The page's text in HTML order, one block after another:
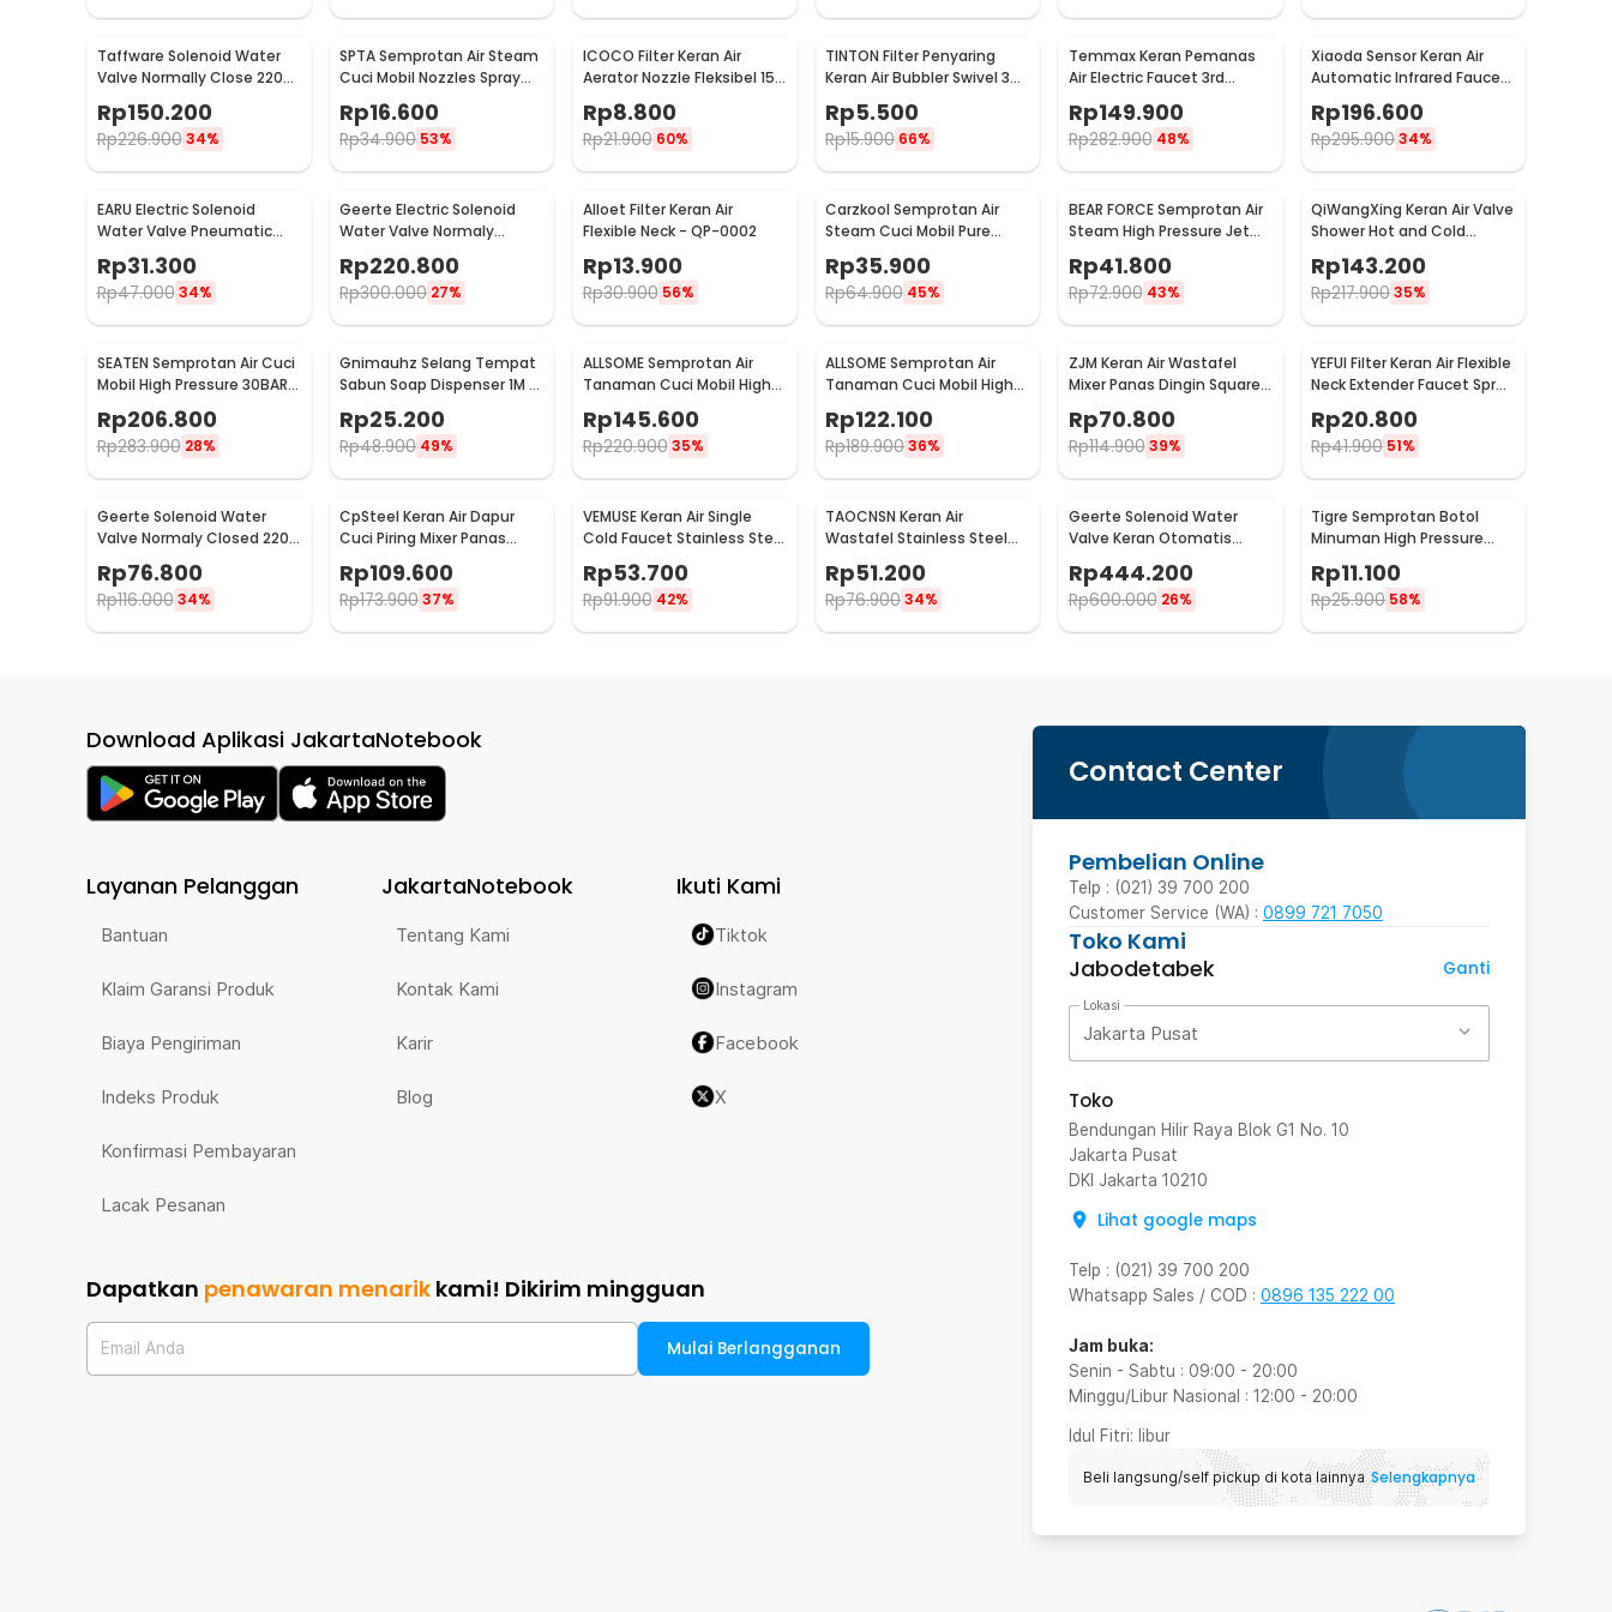
Taffware Solenoid Water
Valve Normally Close 220V
Rp150.200
Rp226.900 34%
SPTA Semprotan Air Steam
Cuci Mobil Nozzles Spray
Water Gun - W204
Rp16.600
Rp34.900 53%
ICOCO Filter Keran Air
Aerator Nozzle Fleksibel 15
cm - ZM637
Rp8.800
Rp21.900 60%
TINTON Filter Penyaring
Keran Air Bubbler Swivel 360
Rp5.500
Rp15.900 66%
Temmax Keran Pemanas
Air Electric Faucet 3rd
008
Rp149.900
Rp282.900 48%
Xiaoda Sensor Keran Air
Automatic Infrared Faucet
- HD-ZNJSQ-02
Rp196.600
Rp295.90034%
EARU Electric Solenoid
Water Valve Pneumatic
Pressure 220V - FCD-180B
Rp31.300
Rp47.000 34%
Geerte Electric Solenoid
Water Valve Normaly
Closed 220V 1 Inch DN25 -
2W-250-25
Rp220.800
Rp300.000 27%
Alloet Filter Keran Air
Flexible Neck - QP-0002
Rp13.900
Rp30.900 56%
Carzkool Semprotan Air
Steam Cuci Mobil Pure
Copper Water Gun - CZ207
Rp35.900
Rp64.900 45%
BEAR FORCE Semprotan Air
Steam High Pressure Jet
Mobil Water Gun - WR345
Rp41.800
Rp72.900 43%
QiWangXing Keran Air Valve
Shower Hot and Cold
Stainless Steel - A-770
Rp143.200
Rp217.90035%
SEATEN Semprotan Air Cuci
Mobil High Pressure 30BAR
with 5M Hose - PT008-01
Rp206.800
Rp283.900 28%
Gnimauhz Selang Tempat
Sabun Soap Dispenser 1M -
Rp25.200
Rp48.900 49%
ALLSOME Semprotan Air
Tanaman Cuci Mobil High
Pressure with Hose 15M -
PT009
Rp145.600
Rp220.900 35%
ALLSOME Semprotan Air
Tanaman Cuci Mobil High
PT009
Rp122.100
Rp189.90036%
ZJM Keran Air Wastafel
Mixer Panas Dingin Square
Bathroom Faucet Tap -
LB2982
Rp70.800
Rp114.900 39%
YEFUI Filter Keran Air Flexible
Neck Extender Faucet Spray
Head - H5607
Rp20.800
Rp41.900 51%
Geerte Solenoid Water
Valve Normaly Closed 220V
2 Point 1/4 Inch - 2W-025-
08
Rp76.800
Rp116.000 34%
CpSteel Keran Air Dapur
Cuci Piring Mixer Panas
Dingin Pull Out Rinser -
CP12
Rp109.600
Rp173.90037%
VEMUSE Keran Air Single
Cold Faucet Stainless Steel
- WB132
Rp53.700
Rp91.900 42%
TAOCNSN Keran Air
Wastafel Stainless Steel
Rp51.200
Rp76.90034%
Geerte Solenoid Water
Valve Keran Otomatis
- 2W-400-40
Rp444.200
Rp600.000 26%
Tigre Semprotan Botol
Minuman High Pressure
TS01
Rp11.100
Rp25.900 58%
Contact Center
Pembelian Online
Telp : (021) 39 700 200
Customer Service (WA) : 0899 721 7050
Toko Kami
Jabodetabek
Ganti
Lokasi
Jakarta Pusat
Toko
Bendungan Hilir Raya Blok G1 No. 10
Jakarta Pusat
DKI Jakarta 10210
Lihat google maps
Telp : (021) 39 700 200
Whatsapp Sales / COD : 0896 135 222 00
Jam buka:
Senin - Sabtu : 09:00 - 20:00
Minggu/Libur Nasional : 12:00 - 20:00
Idul Fitri: libur
Beli langsung/self pickup di kota lainnya Selengkapnya
Download Aplikasi JakartaNotebook
Layanan Pelanggan
Bantuan
Klaim Garansi Produk
Biaya Pengiriman
Indeks Produk
Konfirmasi Pembayaran
Lacak Pesanan
JakartaNotebook
Tentang Kami
Kontak Kami
Karir
Blog
Ikuti Kami
Tiktok
Instagram
Facebook
X
Dapatkan penawaran menarik kami! Dikirim mingguan
Email Anda Mulai Berlangganan